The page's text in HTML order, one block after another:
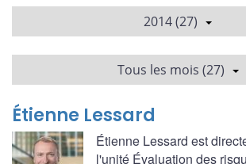
2014 (27)
Tous les mois (27)
Étienne Lessard
Étienne Lessard est
l'unité Évaluation des